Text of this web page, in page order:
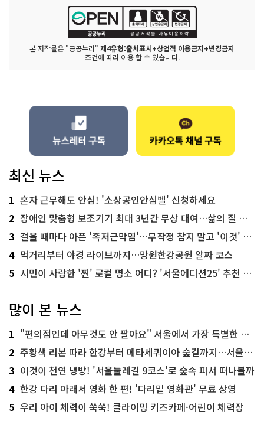
본 저작물은 "공공누리" 제4유형:출처표시+상업적 이용금지+변경금지
조건에 따라 이용 할 수 있습니다.
최신 뉴스
1 혼자 근무해도 안심! '소상공인안심벨' 신청하세요
2 장애인 맞춤형 보조기기 최대 3년간 무상 대여…삶의 질 높인다
3 걸을 때마다 아픈 '족저근막염'…무작정 참지 말고 '이것' 해보세요!
4 먹거리부터 야경 라이브까지…망원한강공원 알짜 코스
5 시민이 사랑한 '찐' 로컬 명소 어디? '서울에디션25' 추천 코스
많이 본 뉴스
1 "편의점인데 아무것도 안 팔아요" 서울에서 가장 특별한 편의점의 정체
2 주황색 리본 따라 한강부터 메타세쿼이아 숲길까지…서울둘레길 15코스
3 이것이 천연 냉방! '서울둘레길 9코스'로 숲속 피서 떠나볼까
4 한강 다리 아래서 영화 한 편! '다리밑 영화관' 무료 상영
5 우리 아이 체력이 쑥쑥! 클라이밍 키즈카페·어린이 체력장